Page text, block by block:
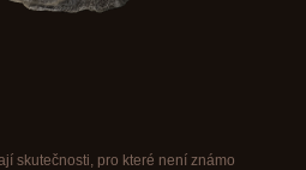
skutečnosti, pro které není známo